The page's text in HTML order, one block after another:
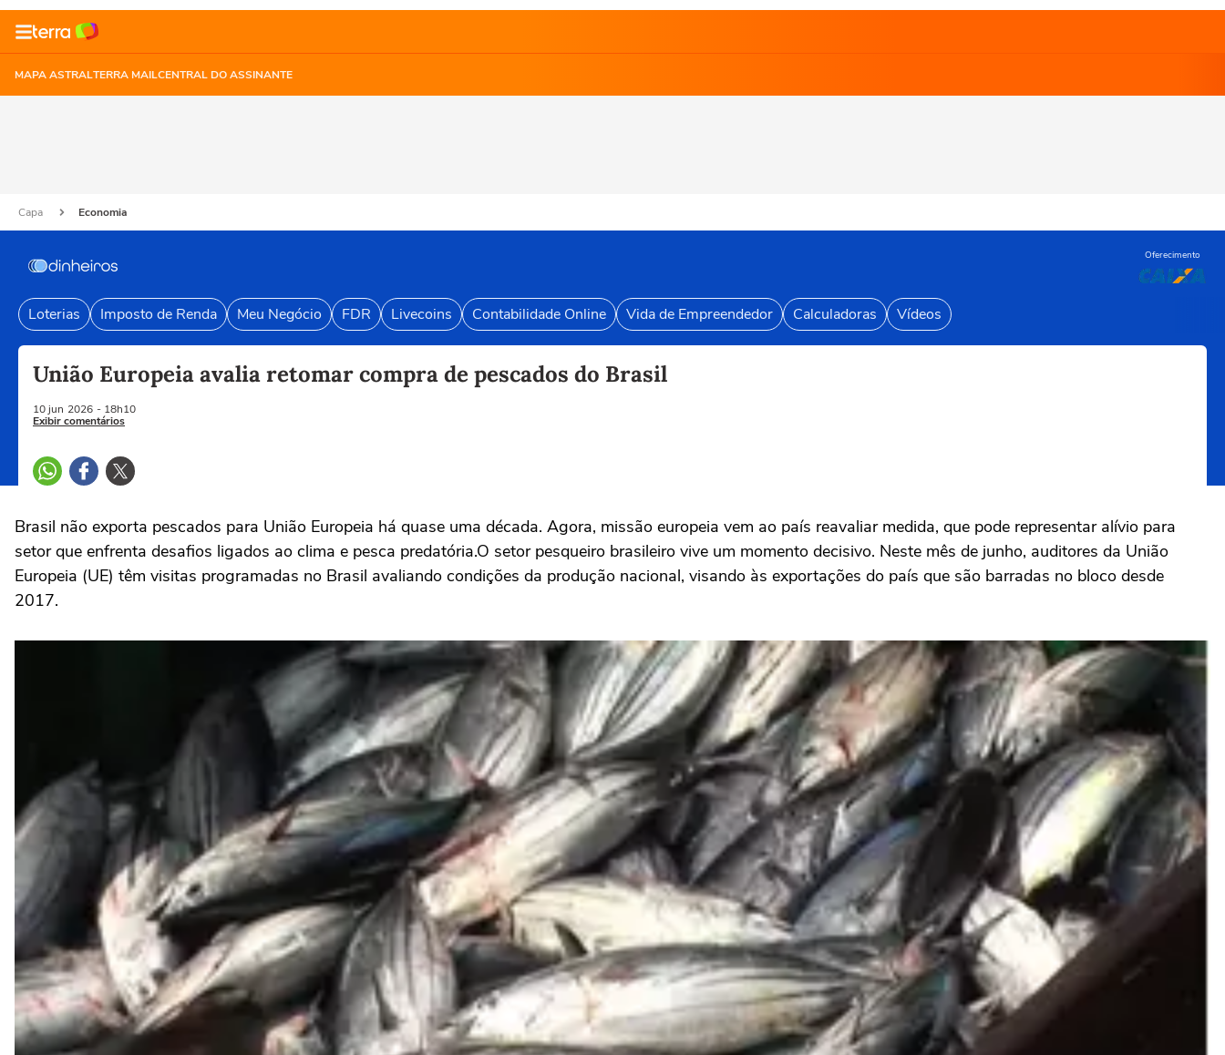
MAPA ASTRALTERRA MAILCENTRAL DO ASSINANTE
Capa Economia
Oferecimento
Loterias Imposto de Renda Meu Negócio FDR Livecoins Contabilidade Online Vida de Empreendedor Calculadoras Vídeos
União Europeia avalia retomar compra de pescados do Brasil
10 jun 2026 - 18h10
Exibir comentários
Brasil não exporta pescados para União Europeia há quase uma década. Agora, missão europeia vem ao país reavaliar medida, que pode representar alívio para
setor que enfrenta desafios ligados ao clima e pesca predatória.O setor pesqueiro brasileiro vive um momento decisivo. Neste mês de junho, auditores da União
Europeia (UE) têm visitas programadas no Brasil avaliando condições da produção nacional, visando às exportações do país que são barradas no bloco desde
2017.